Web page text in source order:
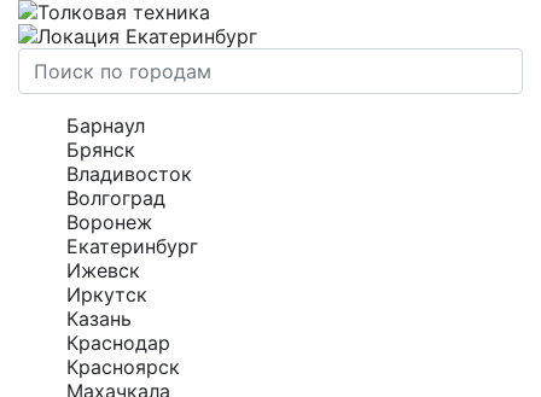
Екатеринбург
Барнаул
Брянск
Владивосток
Волгоград
Воронеж
Екатеринбург
Ижевск
Иркутск
Казань
Краснодар
Красноярск
Махачкала